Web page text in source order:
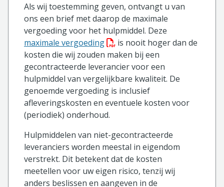
Als wij toestemming geven, ontvangt u van
ons een brief met daarop de maximale
vergoeding voor het hulpmiddel. Deze
maximale vergoeding(PDF bestand, download
is nooit hoger dan de
kosten die wij zouden maken bij een
gecontracteerde leverancier voor een
hulpmiddel van vergelijkbare kwaliteit. De
genoemde vergoeding is inclusief
afleveringskosten en eventuele kosten voor
(periodiek) onderhoud.
Hulpmiddelen van niet-gecontracteerde
leveranciers worden meestal in eigendom
verstrekt. Dit betekent dat de kosten
meetellen voor uw eigen risico, tenzij wij
anders beslissen en aangeven in de